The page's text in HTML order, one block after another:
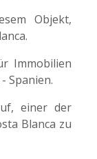
Objekt,
Immobilien
Spanien.
einer der
Blanca zu